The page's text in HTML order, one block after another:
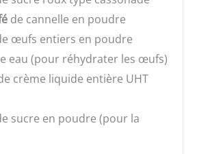
de cannelle en poudre
œufs entiers en poudre
eau (pour réhydrater les œufs)
crème liquide entière UHT
sucre en poudre (pour la